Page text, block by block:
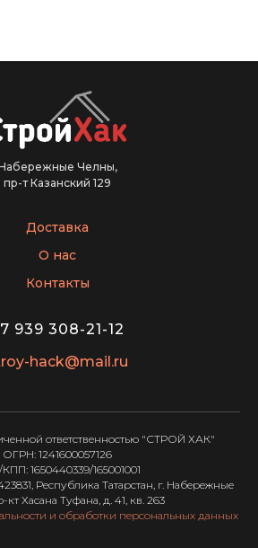
Челны,
пр-т Казанский 129
Доставка
О нас
Контакты
939 308-21-12
hack@mail.ru
ответственностью "СТРОЙ ХАК"
ОГРН: 1241600057126
1650440339/165001001
Республика Татарстан, г. Набережные
Хасана Туфана, д. 41, кв. 263
и обработки персональных данных